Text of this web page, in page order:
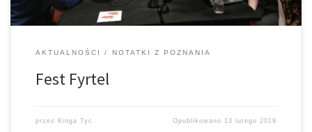
AKTUALNOŚCI NOTATKI Z POZNANIA
Fest Fyrtel
przez Kinga Tyc Opublikowano 13 lutego 2019